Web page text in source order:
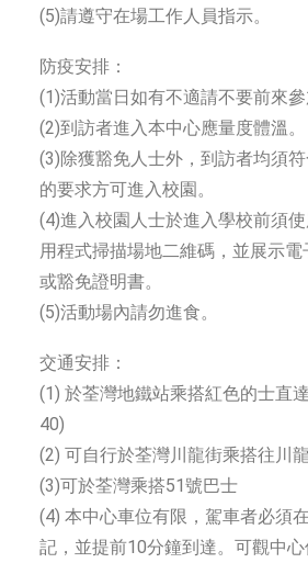
(5)請遵守在場工作人員指示。
防疫安排：
(1)活動當日如有不適請不要前來參
(2)到訪者進入本中心應量度體溫。
(3)除獲豁免人士外，到訪者均須符
的要求方可進入校園。
(4)進入校園人士於進入學校前須
用程式掃描場地二維碼，並展示
或豁免證明書。
(5)活動場內請勿進食。
交通安排：
(1) 於荃灣地鐵站乘搭紅色的士直
40)
(2) 可自行於荃灣川龍街乘搭往川
(3)可於荃灣乘搭51號巴士
(4) 本中心車位有限，駕車者必須
記，並提前10分鐘到達。可觀中